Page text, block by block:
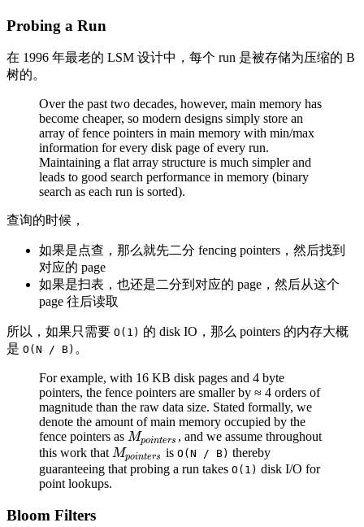
Probing a Run
在 1996 年最老的 LSM 设计中，每个 run 是被存储为压缩的 B
树的。
Over the past two decades, however, main memory has
become cheaper, so modern designs simply store an
array of fence pointers in main memory with min/max
information for every disk page of every run.
Maintaining a flat array structure is much simpler and
leads to good search performance in memory (binary
search as each run is sorted).
查询的时候，
如果是点查，那么就先二分 fencing pointers，然后找到
对应的 page
如果是扫表，也还是二分到对应的 page，然后从这个
page 往后读取
所以，如果只需要 O(1) 的 disk IO，那么 pointers 的内存大概
是 O(N / B) 。
For example, with 16 KB disk pages and 4 byte
pointers, the fence pointers are smaller by ≈ 4 orders of
magnitude than the raw data size. Stated formally, we
denote the amount of main memory occupied by the
fence pointers as Mpointers
Mpointers, and we assume throughout
this work that Mpointers
Mpointers isO(N / B) thereby
guaranteeing that probing a run takes O(1) disk I/O for
point lookups.
Bloom Filters